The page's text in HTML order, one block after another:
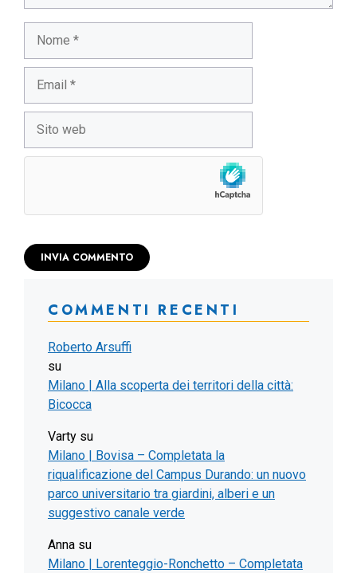
COMMENTI RECENTI
Roberto Arsuffi
su
Milano | Alla scoperta dei territori della città:
Bicocca
Varty su
Milano | Bovisa – Completata la
riqualificazione del Campus Durando: un nuovo
parco universitario tra giardini, alberi e un
suggestivo canale verde
Anna su
Milano | Lorenteggio-Ronchetto – Completata